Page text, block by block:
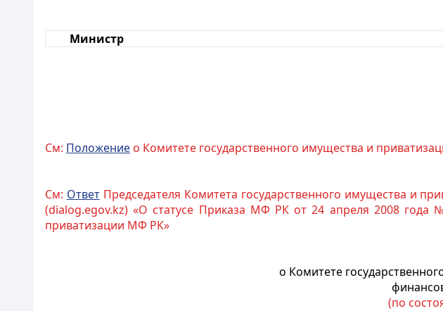
Министр
См: Положение о Комитете государственного имущества и
См: ОтветПредседателя Комитета государственного имущества и
(dialog.egov.kz) «О статусе Приказа МФ РК от 24 апреля 2008
приватизации МФ РК»
о Комитете
(по